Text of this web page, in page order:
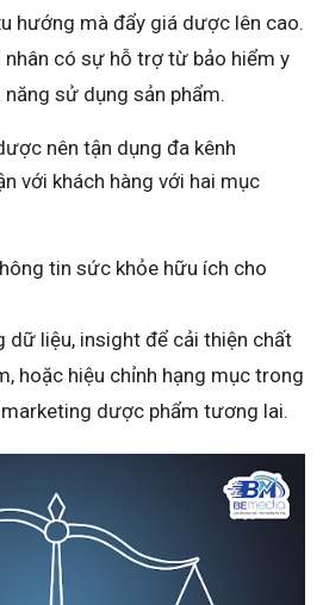
hướng mà đẩy giá dược lên cao.
nhân có sự hỗ trợ từ bảo hiểm y
sử dụng sản phẩm.
nên tận dụng đa kênh
với khách hàng với hai mục
tin sức khỏe hữu ích cho
dữ liệu, insight để cải thiện chất
hoặc hiệu chỉnh hạng mục trong
dược phẩm tương lai.